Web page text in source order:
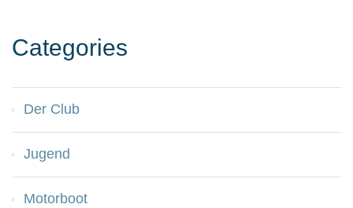
Categories
Der Club
Jugend
Motorboot